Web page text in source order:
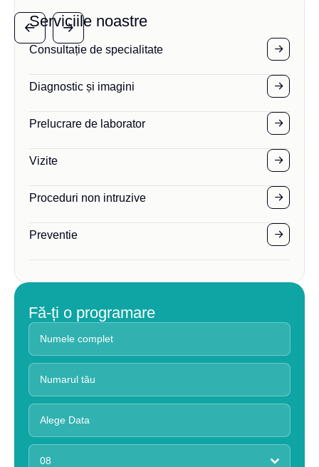
Serviciile noastre
Consultație de specialitate
Diagnostic și imagini
Prelucrare de laborator
Vizite
Proceduri non intruzive
Preventie
Fă-ți o programare
08